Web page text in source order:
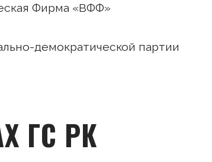
Фирма «ВФФ»
демократической партии
ГС РК